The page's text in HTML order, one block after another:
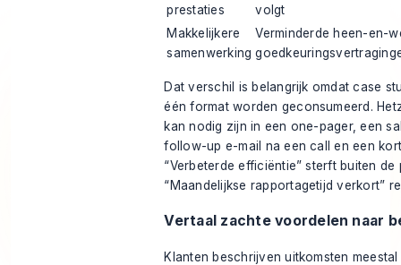
prestaties
volgt
Makkelijkere
samenwerking
Verminderde heen-en-
Dat verschil is belangrijk omdat case
één format worden geconsumeerd.
kan nodig zijn in een one-pager, een
follow-up e-mail na een call en een
“Verbeterde efficiëntie” sterft buiten de
“Maandelijkse rapportagetijd verkort”
Vertaal zachte voordelen naar
Klanten beschrijven uitkomsten